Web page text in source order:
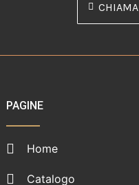
CHIAMA
PAGINE
Home
Catalogo